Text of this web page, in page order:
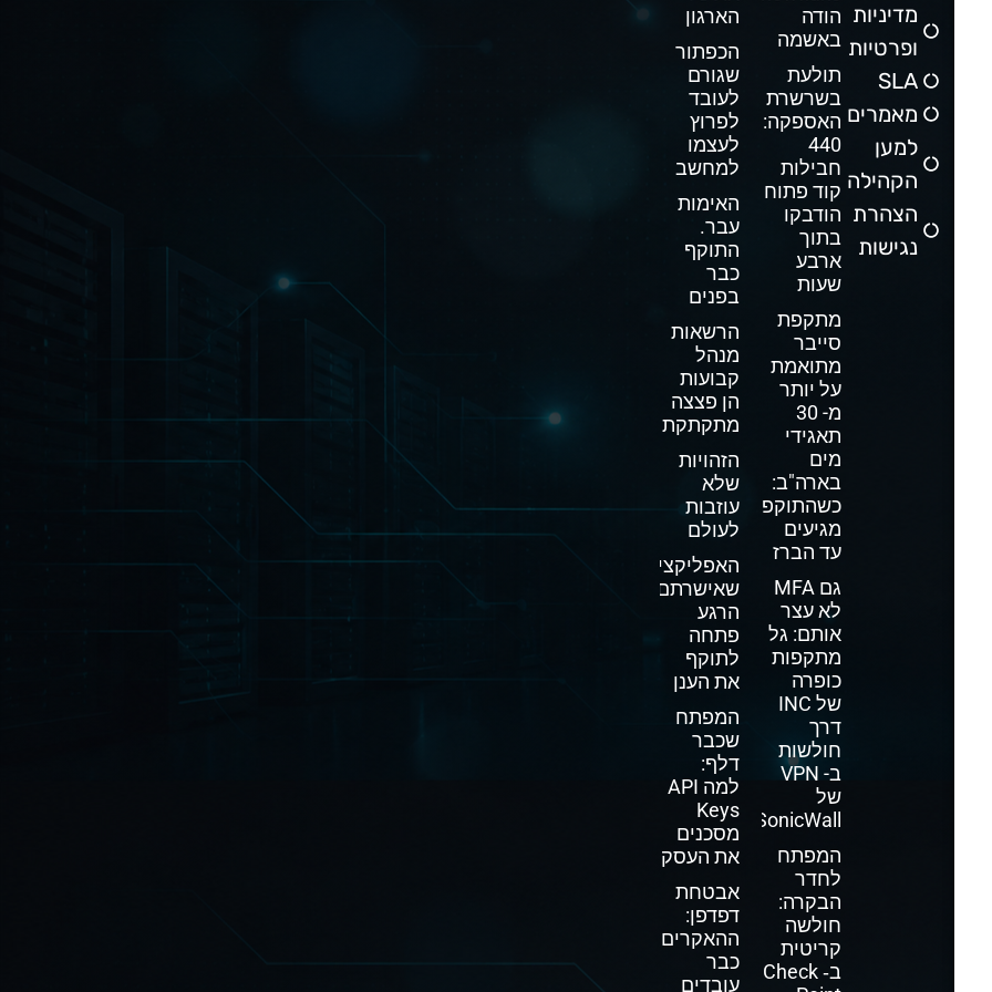
מדיניות
ופרטיות
SLA
מאמרים
למען
הקהילה
הצהרת
נגישות
הודה
באשמה
תולעת
בשרשרת
האספקה:
440
חבילות
קוד פתוח
הודבקו
בתוך
ארבע
שעות
מתקפת
סייבר
מתואמת
על יותר
מ- 30
תאגידי
מים
בארה"ב:
כשהתוקפים
מגיעים
עד הברז
גם MFA
לא עצר
אותם: גל
מתקפות
כופרה
של INC
דרך
חולשות
ב- VPN
של
SonicWall
המפתח
לחדר
הבקרה:
חולשה
קריטית
ב‑ Check
הארגון
הכפתור
שגורם
לעובד
לפרוץ
לעצמו
למחשב
האימות
עבר.
התוקף
כבר
בפנים
הרשאות
מנהל
קבועות
הן פצצה
מתקתקת
הזהויות
שלא
עוזבות
לעולם
האפליקציה
שאישרתם
הרגע
פתחה
לתוקף
את הענן
המפתח
שכבר
דלף:
למה API
Keys
מסכנים
את העסק
אבטחת
דפדפן:
ההאקרים
כבר
עובדים